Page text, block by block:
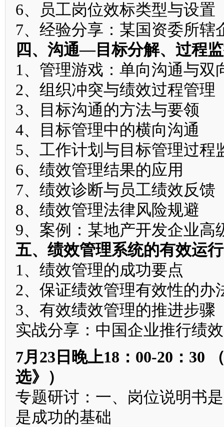
6、员工岗位效标类型与设置
7、经验分享：某国资委所
四、沟通—目标分解、过程
1、管理游戏：单向沟通与双
2、组织冲突与绩效过程管理
3、目标沟通的方法与要领
4、目标管理中的横向沟通
5、工作计划与目标管理过程
6、绩效管理结果的应用
7、绩效诊断与员工绩效反馈
8、绩效管理法律风险规避
9、案例：某地产开发企业高
五、绩效管理系统的有效运行
1、绩效管理的成功要点
2、保证绩效管理有效性的办
3、有效绩效管理的推进步骤
实战分享：中国企业推行绩
7月23日晚上18：00-20：30
选》）
专题研讨：一、岗位说明书
是成功的基础